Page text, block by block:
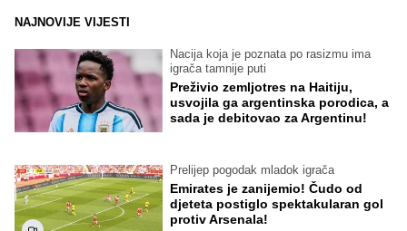
NAJNOVIJE VIJESTI
Nacija koja je poznata po rasizmu ima
igrača tamnije puti
Preživio zemljotres na Haitiju,
usvojila ga argentinska porodica, a
sada je debitovao za Argentinu!
Prelijep pogodak mladok igrača
Emirates je zanijemio! Čudo od
djeteta postiglo spektakularan gol
protiv Arsenala!